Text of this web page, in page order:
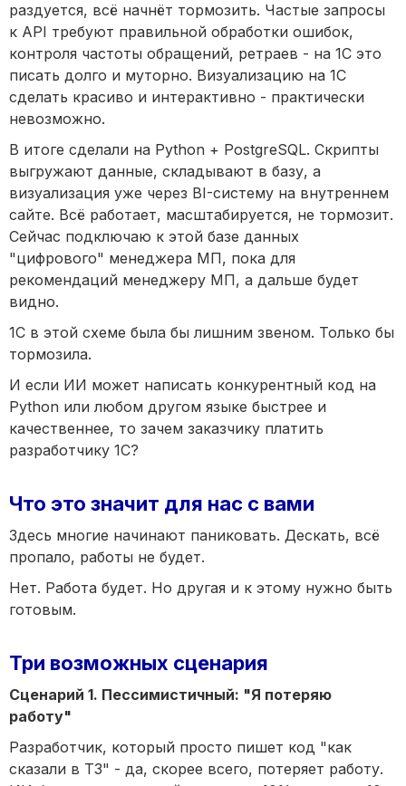
раздуется, всё начнёт тормозить. Частые запросы
к API требуют правильной обработки ошибок,
контроля частоты обращений, ретраев - на 1С это
писать долго и муторно. Визуализацию на 1С
сделать красиво и интерактивно - практически
невозможно.
В итоге сделали на Python + PostgreSQL. Скрипты
выгружают данные, складывают в базу, а
визуализация уже через BI-систему на внутреннем
сайте. Всё работает, масштабируется, не тормозит.
Сейчас подключаю к этой базе данных
"цифрового" менеджера МП, пока для
рекомендаций менеджеру МП, а дальше будет
видно.
1С в этой схеме была бы лишним звеном. Только бы
тормозила.
И если ИИ может написать конкурентный код на
Python или любом другом языке быстрее и
качественнее, то зачем заказчику платить
разработчику 1С?
Что это значит для нас с вами
Здесь многие начинают паниковать. Дескать, всё
пропало, работы не будет.
Нет. Работа будет. Но другая и к этому нужно быть
готовым.
Три возможных сценария
Сценарий 1. Пессимистичный: "Я потеряю
работу"
Разработчик, который просто пишет код "как
сказали в ТЗ" - да, скорее всего, потеряет работу.